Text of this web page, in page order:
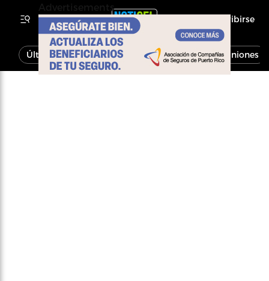
Inscribirse
Última Hora Noticias Economía Opiniones
Advertisements